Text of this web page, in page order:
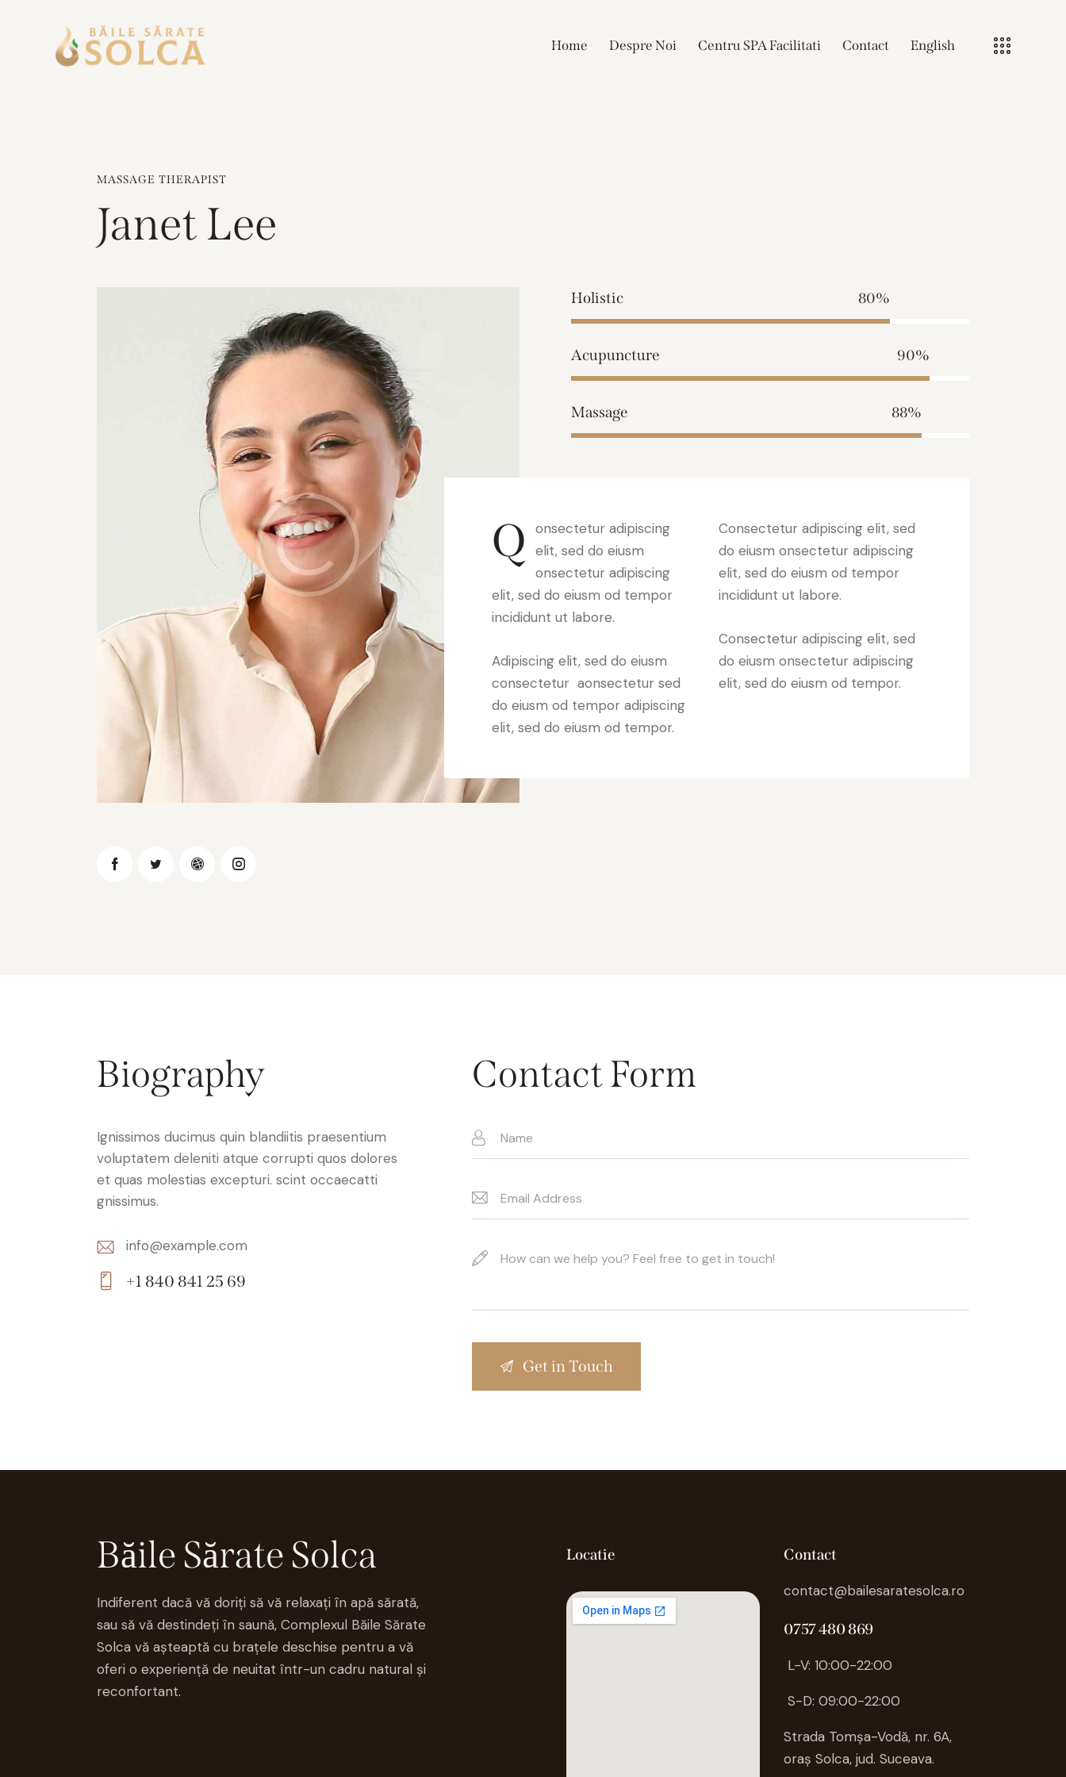
Home Despre Noi Centru SPA Facilitati Contact English
MASSAGE THERAPIST
Janet Lee
Holistic 80%
Acupuncture 90%
Massage 88%
Q
onsectetur adipiscing
elit, sed do eiusm
onsectetur adipiscing
elit, sed do eiusm od tempor
incididunt ut labore.
Adipiscing elit, sed do eiusm
consectetur aonsectetur sed
do eiusm od tempor adipiscing
elit, sed do eiusm od tempor.
Consectetur adipiscing elit, sed
do eiusm onsectetur adipiscing
elit, sed do eiusm od tempor
incididunt ut labore.
Consectetur adipiscing elit, sed
do eiusm onsectetur adipiscing
elit, sed do eiusm od tempor.
Biography
Ignissimos ducimus quin blandiitis praesentium
voluptatem deleniti atque corrupti quos dolores
et quas molestias excepturi. scint occaecatti
gnissimus.
E-
m
info@example.com
+1 840 841 25 69
Contact Form
Băile Sărate Solca
Indiferent dacă vă doriți să vă relaxați în apă sărată,
sau să vă destindeți în saună, Complexul Băile Sărate
Solca vă așteaptă cu brațele deschise pentru a vă
oferi o experiență de neuitat într-un cadru natural și
reconfortant.
Locatie Contact
contact@bailesaratesolca.ro
0757 480 869
L-V: 10:00-22:00
S-D: 09:00-22:00
Strada Tomșa-Vodă, nr. 6A,
orașSolca, jud. Suceava.